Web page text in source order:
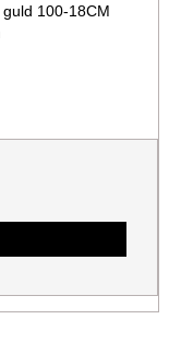
guld 100-18CM